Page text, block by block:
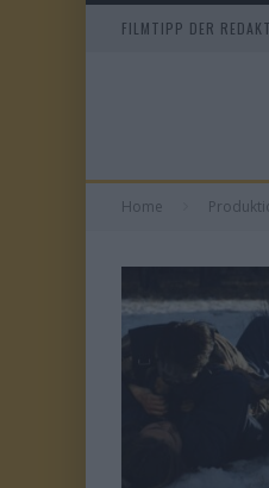
FILMTIPP DER
Home